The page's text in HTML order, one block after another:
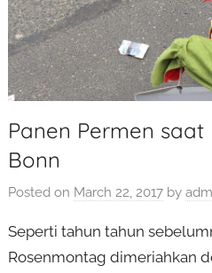
Panen Permen
Bonn
Posted on March 22, 2017 by
Seperti tahun tahun
Rosenmontag dimeriahkan